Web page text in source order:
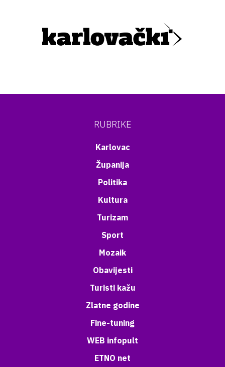
RUBRIKE
Karlovac
Županija
Politika
Kultura
Turizam
Sport
Mozaik
Obavijesti
Turisti kažu
Zlatne godine
Fine-tuning
WEB infopult
ETNO net